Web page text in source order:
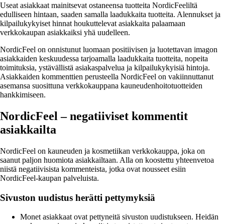
Useat asiakkaat mainitsevat ostaneensa tuotteita NordicFeeliltä
edulliseen hintaan, saaden samalla laadukkaita tuotteita. Alennukset ja
kilpailukykyiset hinnat houkuttelevat asiakkaita palaamaan
verkkokaupan asiakkaiksi yhä uudelleen.
NordicFeel on onnistunut luomaan positiivisen ja luotettavan imagon
asiakkaiden keskuudessa tarjoamalla laadukkaita tuotteita, nopeita
toimituksia, ystävällistä asiakaspalvelua ja kilpailukykyisiä hintoja.
Asiakkaiden kommenttien perusteella NordicFeel on vakiinnuttanut
asemansa suosittuna verkkokauppana kauneudenhoitotuotteiden
hankkimiseen.
NordicFeel – negatiiviset kommentit
asiakkailta
NordicFeel on kauneuden ja kosmetiikan verkkokauppa, joka on
saanut paljon huomiota asiakkailtaan. Alla on koostettu yhteenvetoa
niistä negatiivisista kommenteista, jotka ovat nousseet esiin
NordicFeel-kaupan palveluista.
Sivuston uudistus herätti pettymyksiä
Monet asiakkaat ovat pettyneitä sivuston uudistukseen. Heidän